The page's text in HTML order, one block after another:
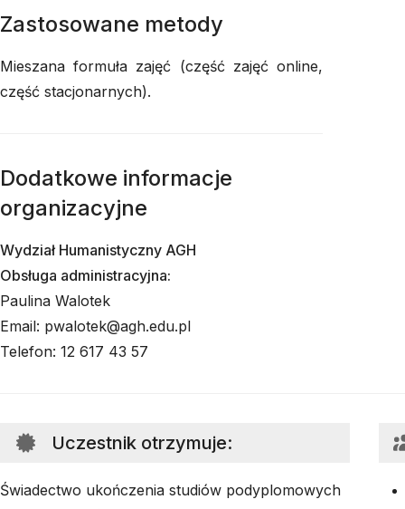
Zastosowane metody
Mieszana formuła zajęć (część zajęć online,
część stacjonarnych).
Dodatkowe informacje
organizacyjne
Wydział Humanistyczny AGH
Obsługa administracyjna:
Paulina Walotek
Email: pwalotek@agh.edu.pl
Telefon: 12 617 43 57
Uczestnik otrzymuje:
Świadectwo ukończenia studiów podyplomowych